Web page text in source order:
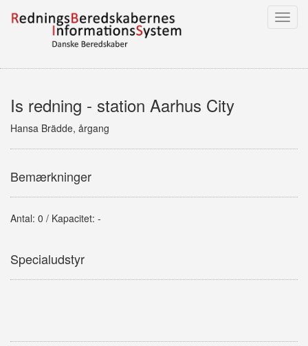
Is redning - station Aarhus City
Hansa Brädde, årgang
Bemærkninger
Antal: 0 / Kapacitet: -
Specialudstyr